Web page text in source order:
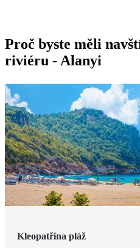
Proč byste měli
riviéru - Alanyi
Kleopatřina pláž